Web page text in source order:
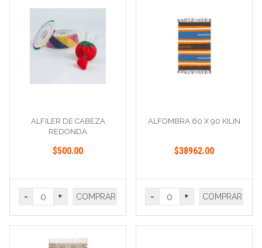
ALFILER DE CABEZA
REDONDA
$500.00
- + COMPRAR
ALFOMBRA 60 X 90 KILIN
$38962.00
- + COMPRAR